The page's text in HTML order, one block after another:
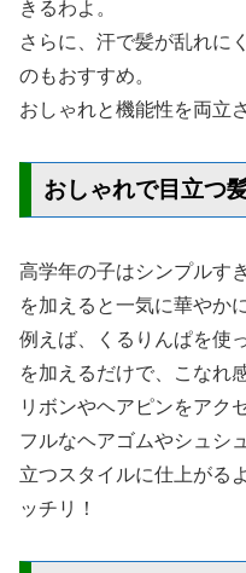
きるわよ。
さらに、汗で髪が乱れに
のもおすすめ。
おしゃれと機能性を両立
おしゃれで目立つ
高学年の子はシンプルす
を加えると一気に華やか
例えば、くるりんぱを使
を加えるだけで、こなれ
リボンやヘアピンをアク
フルなヘアゴムやシュシ
立つスタイルに仕上がる
ッチリ！